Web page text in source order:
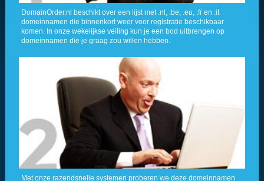
DomainOrder.nl beschikt over een lijst met .nl, .be, .eu, .fr en .it
domeinnamen die binnenkort weer voor registratie beschikbaar
komen. In onze wekelijkse veiling kun je een bod uitbrengen op
domeinnamen die je graag zou willen hebben.
Met onze razendsnelle systemen proberen we deze domeinnamen